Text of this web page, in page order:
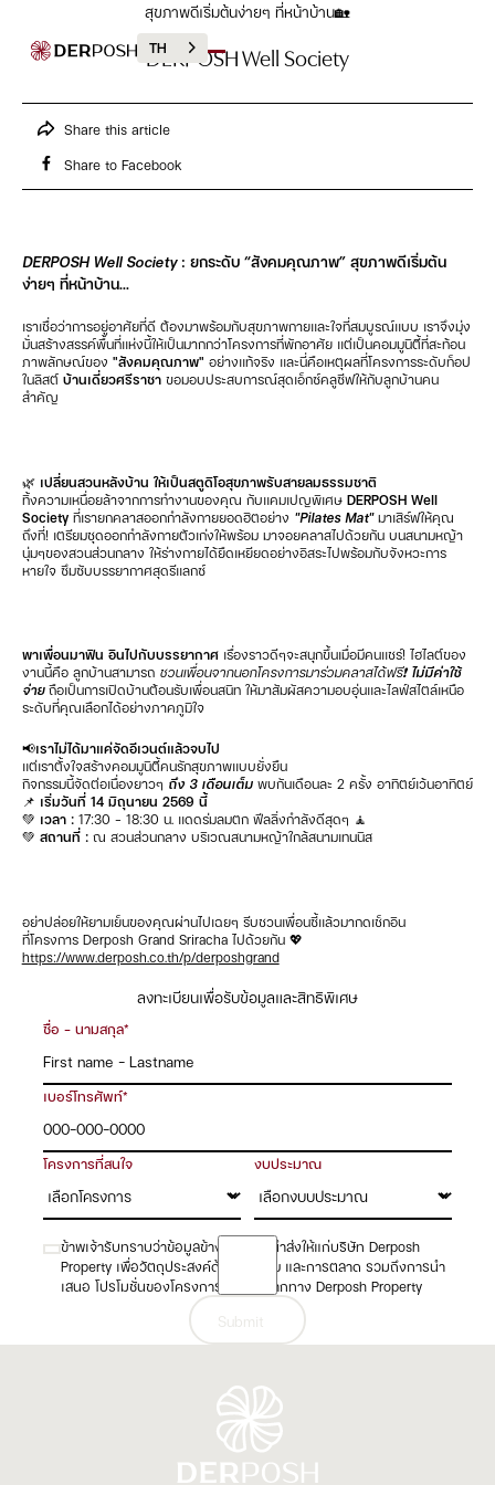
TH
สุขภาพดีเริ่มต้นง่ายๆ ที่หน้าบ้าน🏡
DERPOSH Well Society
Share this article
Share to Facebook
DERPOSH Well Society: ยกระดับ “สังคมคุณภาพ” สุขภาพดีเริ่มต้น
ง่ายๆ ที่หน้าบ้าน...
เราเชื่อว่าการอยู่อาศัยที่ดี ต้องมาพร้อมกับสุขภาพกายและใจที่สมบูรณ์แบบ เราจึงมุ่ง
มั่นสร้างสรรค์พื้นที่แห่งนี้ให้เป็นมากกว่าโครงการที่พักอาศัย แต่เป็นคอมมูนิตี้ที่สะท้อน
ภาพลักษณ์ของ "สังคมคุณภาพ" อย่างแท้จริง และนี่คือเหตุผลที่โครงการระดับท็อป
ในลิสต์ บ้านเดี่ยวศรีราชาขอมอบประสบการณ์สุดเอ็กซ์คลูซีฟให้กับลูกบ้านคน
สำคัญ
🌿 เปลี่ยนสวนหลังบ้าน ให้เป็นสตูดิโอสุขภาพรับสายลมธรรมชาติ
ทิ้งความเหนื่อยล้าจากการทำงานของคุณ กับแคมเปญพิเศษ DERPOSH Well
Societyที่เรายกคลาสออกกำลังกายยอดฮิตอย่าง "Pilates Mat" มาเสิร์ฟให้คุณ
ถึงที่! เตรียมชุดออกกำลังกายตัวเก่งให้พร้อม มาจอยคลาสไปด้วยกัน บนสนามหญ้า
นุ่มๆของสวนส่วนกลาง ให้ร่างกายได้ยืดเหยียดอย่างอิสระไปพร้อมกับจังหวะการ
หายใจ ซึมซับบรรยากาศสุดรีแลกซ์
พาเพื่อนมาฟิน อินไปกับบรรยากาศ เรื่องราวดีๆจะสนุกขึ้นเมื่อมีคนแชร์! ไฮไลต์ของ
งานนี้คือ ลูกบ้านสามารถ ชวนเพื่อนจากนอกโครงการมาร่วมคลาสได้ฟรี❗️ ไม่มีค่าใช้
จ่ายถือเป็นการเปิดบ้านต้อนรับเพื่อนสนิท ให้มาสัมผัสความอบอุ่นและไลฟ์สไตล์เหนือ
ระดับที่คุณเลือกได้อย่างภาคภูมิใจ
📢เราไม่ได้มาแค่จัดอีเวนต์แล้วจบไป
แต่เราตั้งใจสร้างคอมมูนิตี้คนรักสุขภาพแบบยั่งยืน
กิจกรรมนี้จัดต่อเนื่องยาวๆ ถึง 3 เดือนเต็ม พบกันเดือนละ 2 ครั้ง อาทิตย์เว้นอาทิตย์
📌 เริ่มวันที่ 14 มิถุนายน 2569 นี้
💚 เวลา :17:30 – 18:30 น. แดดร่มลมตก ฟีลลิ่งกำลังดีสุดๆ 🧘
💚 สถานที่ : ณ สวนส่วนกลาง บริเวณสนามหญ้าใกล้สนามเทนนิส
อย่าปล่อยให้ยามเย็นของคุณผ่านไปเฉยๆ รีบชวนเพื่อนซี้แล้วมากดเช็กอิน
ที่โครงการ Derposh Grand Sriracha ไปด้วยกัน 💖
https://www.derposh.co.th/p/derposhgrand
ลงทะเบียนเพื่อรับข้อมูลและสิทธิพิเศษ
ชื่อ - นามสกุล*
เบอร์โทรศัพท์*
โครงการที่สนใจ งบประมาณ
ข้าพเจ้ารับทราบว่าข้อมูลข้างต้นจะถูกนำส่งให้แก่บริษัท Derposh
Property เพื่อวัตถุประสงค์ด้านการขาย และการตลาด รวมถึงการนำ
เสนอ โปรโมชั่นของโครงการในเครือจากทาง Derposh Property
Submit
Submit